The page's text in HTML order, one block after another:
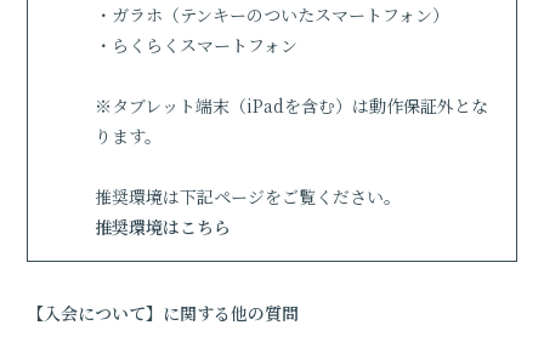
・ガラホ（テンキーのついたスマートフォン）
・らくらくスマートフォン
※タブレット端末（iPadを含む）は動作保証外とな
ります。
推奨環境は下記ページをご覧ください。
推奨環境はこちら
【入会について】に関する他の質問